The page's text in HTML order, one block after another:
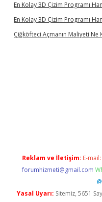
En Kolay 3D Çizim Programı
En Kolay 3D Çizim Programı
Çiğköfteci Açmanın Maliyeti Ne
Reklam ve İletişim: E-mail:
forumhizmeti@gmail.com
Yasal Uyarı: Sitemiz, 5651